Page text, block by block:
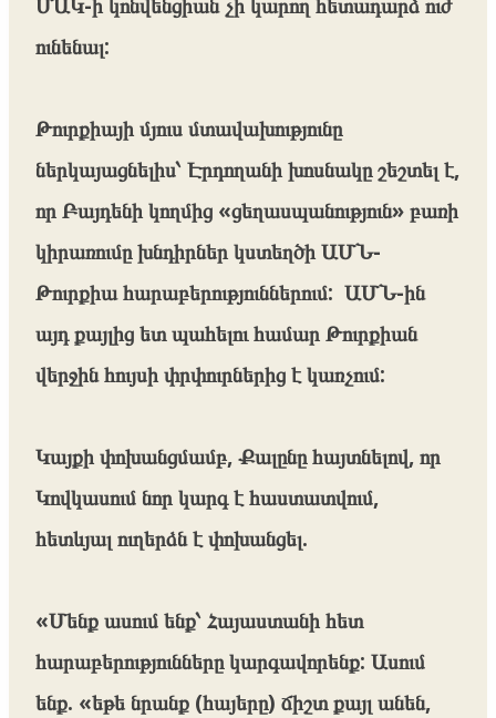
ունենալ:
Թուրքիայի մյուս մտավախությունը
ներկայացնելիս՝ Էրդողանի խոսնակը շեշտել է,
որ Բայդենի կողմից «ցեղասպանություն» բառի
կիրառումը խնդիրներ կստեղծի ԱՄՆ-
Թուրքիա հարաբերություններում: ԱՄՆ-ին
այդ քայլից ետ պահելու համար Թուրքիան
վերջին հույսի փրփուրներից է կառչում:
Կայքի փոխանցմամբ, Քալընը հայտնելով, որ
Կովկասում նոր կարգ է հաստատվում,
հետևյալ ուղերձն է փոխանցել.
«Մենք ասում ենք՝ Հայաստանի հետ
հարաբերությունները կարգավորենք: Ասում
ենք. «եթե նրանք (հայերը) ճիշտ քայլ անեն,